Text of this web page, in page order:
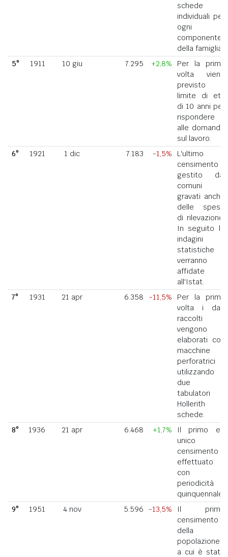
schede
individuali per
ogni
componente
della famiglia.
5°
1911 10 giu 7.295 +2,8%
Per la prima
volta viene
previsto il
limite di età
di 10 anni per
rispondere
alle domande
sul lavoro.
6°
1921 1 dic 7.183 -1,5%
L'ultimo
censimento
gestito dai
comuni
gravati anche
delle spese
di rilevazione.
In seguito le
indagini
statistiche
verranno
affidate
all'Istat.
7°
1931 21 apr 6.358 -11,5%
Per la prima
volta i dati
raccolti
vengono
elaborati con
macchine
perforatrici
utilizzando
due
tabulatori
Hollerith a
schede.
8°
1936 21 apr 6.468 +1,7%
Il primo ed
unico
censimento
effettuato
con
periodicità
quinquennale.
9°
1951 4 nov 5.596 -13,5%
Il primo
censimento
della
popolazione
a cui è stato